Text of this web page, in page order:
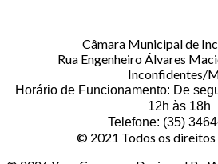
Câmara Municipal de
Rua Engenheiro Álvares
Inconfidentes/
Horário de Funcionamento: De
12h às 18h
Telefone: (35)
© 2021 Todos os direitos